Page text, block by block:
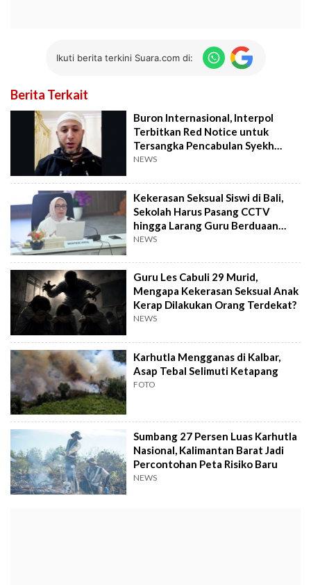
Ikuti berita terkini Suara.com di:
Berita Terkait
Buron Internasional, Interpol
Terbitkan Red Notice untuk
Tersangka Pencabulan Syekh
Ahmad Al Misry
NEWS
Kekerasan Seksual Siswi di Bali,
Sekolah Harus Pasang CCTV
hingga Larang Guru Berduaan
dengan Murid
NEWS
Guru Les Cabuli 29 Murid,
Mengapa Kekerasan Seksual Anak
Kerap Dilakukan Orang Terdekat?
NEWS
Karhutla Mengganas di Kalbar,
Asap Tebal Selimuti Ketapang
FOTO
Sumbang 27 Persen Luas Karhutla
Nasional, Kalimantan Barat Jadi
Percontohan Peta Risiko Baru
NEWS